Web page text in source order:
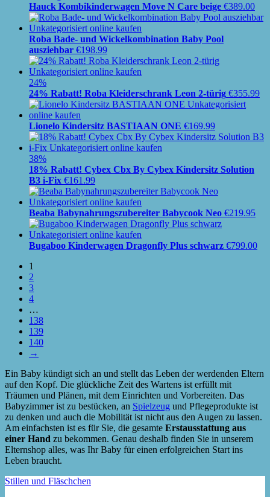
Hauck Kombikinderwagen Move N Care beige €389.00
Roba Bade- und Wickelkombination Baby Pool
ausziehbar €198.99
24%
24% Rabatt! Roba Kleiderschrank Leon 2-türig €355.99
Lionelo Kindersitz BASTIAAN ONE €169.99
38%
18% Rabatt! Cybex Cbx By Cybex Kindersitz Solution
B3 i-Fix €161.99
Beaba Babynahrungszubereiter Babycook Neo €219.95
Bugaboo Kinderwagen Dragonfly Plus schwarz €799.00
1
2
3
4
…
138
139
140
→
Ein Baby kündigt sich an und stellt das Leben der werdenden Eltern
auf den Kopf. Die glückliche Zeit des Wartens ist erfüllt mit
Träumen und Plänen, mit dem Einrichten und Vorbereiten. Das
Babyzimmer ist zu bestücken, an Spielzeug und Pflegeprodukte ist
zu denken und auch die Mobilität ist nicht aus den Augen zu lassen.
Am einfachsten ist es für Sie, die gesamte Erstausstattung aus
einer Hand zu bekommen. Genau deshalb finden Sie in unserem
Elternshop alles, was Ihr Baby für einen erfolgreichen Start ins
Leben braucht.
Stillen und Fläschchen